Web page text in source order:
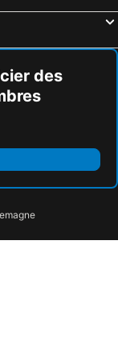
des